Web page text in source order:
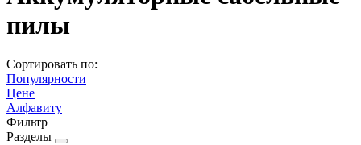
пилы
Сортировать по:
Популярности
Цене
Алфавиту
Фильтр
Разделы